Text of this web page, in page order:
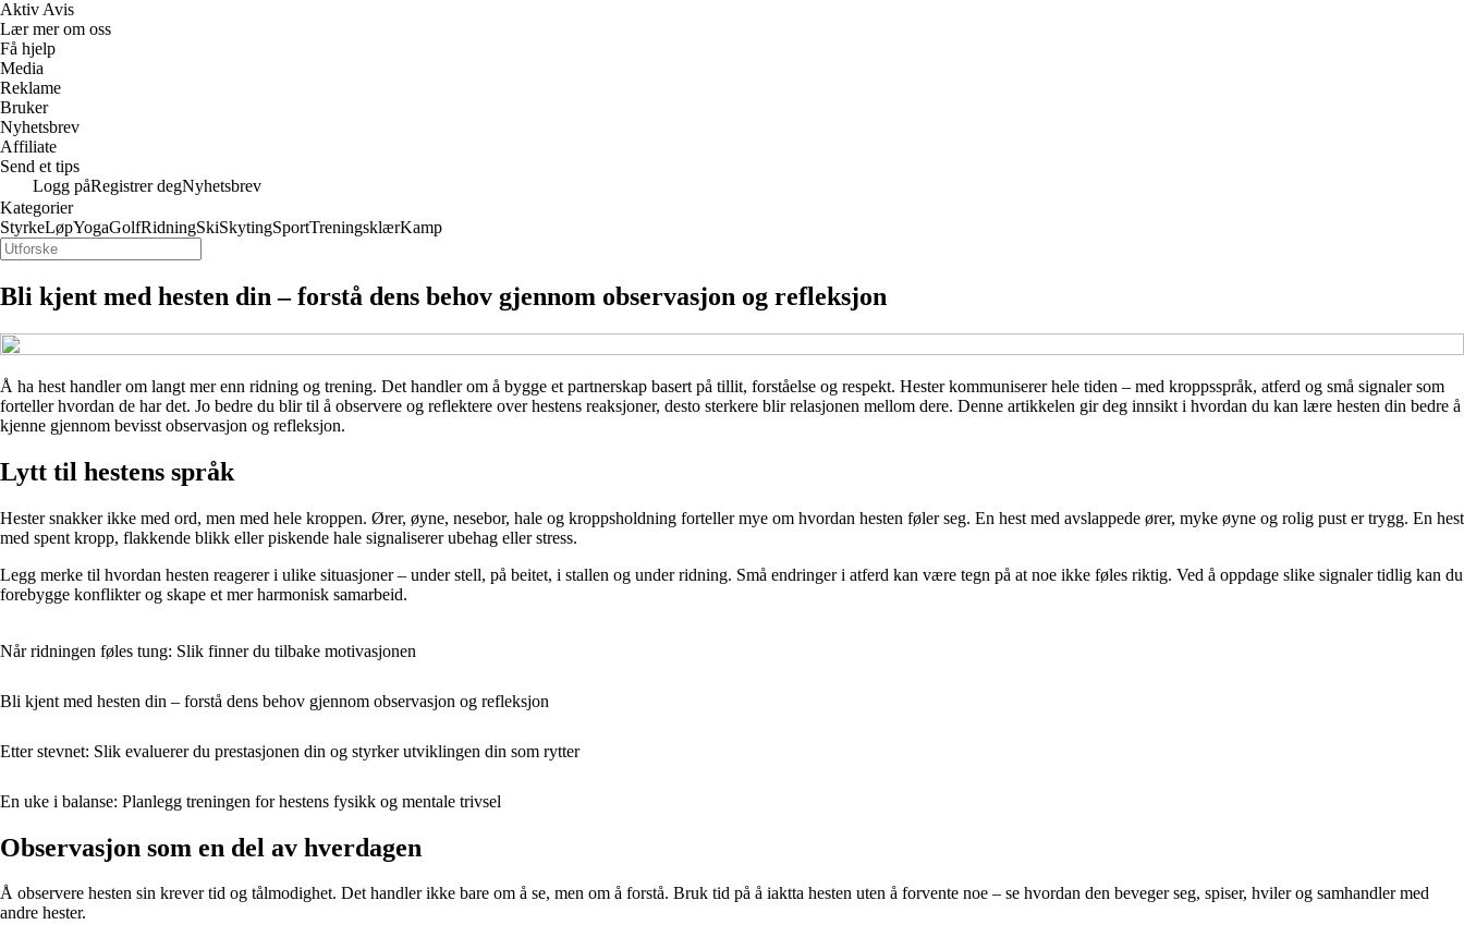
Aktiv Avis
Lær mer om oss
Få hjelp
Media
Reklame
Bruker
Nyhetsbrev
Affiliate
Send et tips
Logg påRegistrer degNyhetsbrev
Kategorier
StyrkeLøpYogaGolfRidningSkiSkytingSportTreningsklærKamp
Bli kjent med hesten din – forstå dens behov gjennom observasjon og refleksjon
Å ha hest handler om langt mer enn ridning og trening. Det handler om å bygge et partnerskap basert på tillit, forståelse og respekt. Hester kommuniserer hele tiden – med kroppsspråk, atferd og små signaler som
forteller hvordan de har det. Jo bedre du blir til å observere og reflektere over hestens reaksjoner, desto sterkere blir relasjonen mellom dere. Denne artikkelen gir deg innsikt i hvordan du kan lære hesten din bedre å
kjenne gjennom bevisst observasjon og refleksjon.
Lytt til hestens språk
Hester snakker ikke med ord, men med hele kroppen. Ører, øyne, nesebor, hale og kroppsholdning forteller mye om hvordan hesten føler seg. En hest med avslappede ører, myke øyne og rolig pust er trygg. En hest
med spent kropp, flakkende blikk eller piskende hale signaliserer ubehag eller stress.
Legg merke til hvordan hesten reagerer i ulike situasjoner – under stell, på beitet, i stallen og under ridning. Små endringer i atferd kan være tegn på at noe ikke føles riktig. Ved å oppdage slike signaler tidlig kan du
forebygge konflikter og skape et mer harmonisk samarbeid.
Når ridningen føles tung: Slik finner du tilbake motivasjonen
Bli kjent med hesten din – forstå dens behov gjennom observasjon og refleksjon
Etter stevnet: Slik evaluerer du prestasjonen din og styrker utviklingen din som rytter
En uke i balanse: Planlegg treningen for hestens fysikk og mentale trivsel
Observasjon som en del av hverdagen
Å observere hesten sin krever tid og tålmodighet. Det handler ikke bare om å se, men om å forstå. Bruk tid på å iaktta hesten uten å forvente noe – se hvordan den beveger seg, spiser, hviler og samhandler med
andre hester.